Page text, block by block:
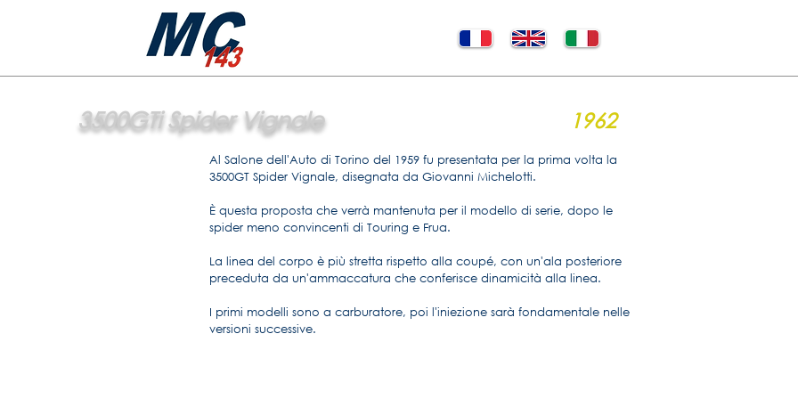
3500GTi Spider Vignale 1962
Al Salone dell'Auto di Torino del 1959 fu presentata per la prima volta la
3500GT Spider Vignale, disegnata da Giovanni Michelotti.
È questa proposta che verrà mantenuta per il modello di serie, dopo le
spider meno convincenti di Touring e Frua.
La linea del corpo è più stretta rispetto alla coupé, con un'ala posteriore
preceduta da un'ammaccatura che conferisce dinamicità alla linea.
I primi modelli sono a carburatore, poi l'iniezione sarà fondamentale nelle
versioni successive.